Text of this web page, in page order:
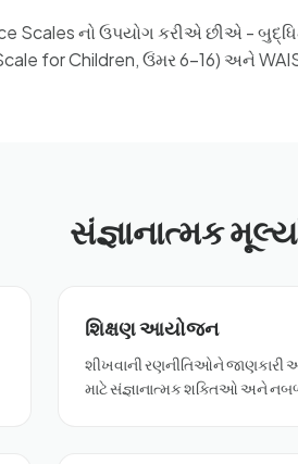
નો ઉપયોગ કરીએ છીએ -
for Children, ઉંમર 6-16) અને
સંજ્ઞાનાત્મક
શિક્ષણ આયોજન
શીખવાની રણનીતિઓને જાણકારી
માટે સંજ્ઞાનાત્મક શક્તિઓ અને